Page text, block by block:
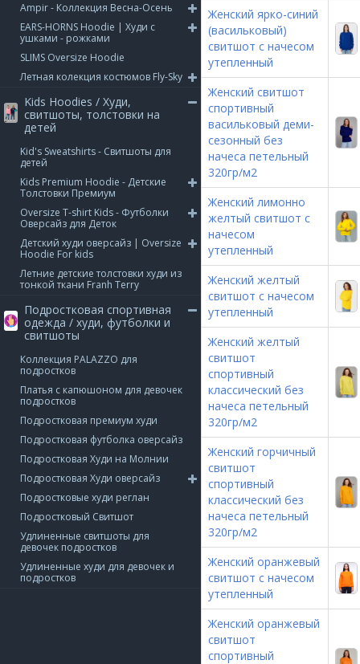
Ampir - Коллекция Весна-Осень
EARS-HORNS Hoodie | Худи с
ушками - рожками
SLIMS Oversize Hoodie
Летная колекция костюмов Fly-Sky
Kids Hoodies / Худи,
свитшоты, толстовки на
детей
Kid's Sweatshirts - Свитшоты для
детей
Kids Premium Hoodie - Детские
Толстовки Премиум
Oversize T-shirt Kids - Футболки
Оверсайз для Деток
Детский худи оверсайз | Oversize
Hoodie For kids
Летние детские толстовки худи из
тонкой ткани Franh Terry
Подростковая спортивная
одежда / худи, футболки и
свитшоты
Коллекция PALAZZO для
подростков
Платья с капюшоном для девочек
подростков
Подростковая премиум худи
Подростковая футболка оверсайз
Подростковая Худи на Молнии
Подростковая Худи оверсайз
Подростковые худи реглан
Подростковый Свитшот
Удлиненные свитшоты для
девочек подростков
Удлиненные худи для девочек и
подростков
Женский ярко-синий
(васильковый)
свитшот с начесом
утепленный
Женский свитшот
спортивный
васильковый деми-
сезонный без
начеса петельный
320гр/м2
Женский лимонно
желтый свитшот с
начесом
утепленный
Женский желтый
свитшот с начесом
утепленный
Женский желтый
свитшот
спортивный
классический без
начеса петельный
320гр/м2
Женский горчичный
свитшот
спортивный
классический без
начеса петельный
320гр/м2
Женский оранжевый
свитшот с начесом
утепленный
Женский оранжевый
свитшот
спортивный